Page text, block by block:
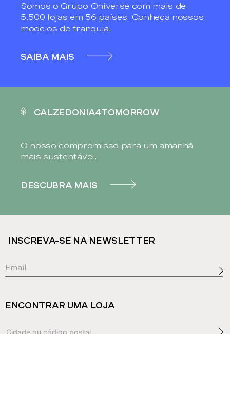
Somos o Grupo Oniverse com mais de
5.500 lojas em 56 países. Conheça nossos
modelos de franquia.
SAIBA MAIS
CALZEDONIA4TOMORROW
O nosso compromisso para um amanhã
mais sustentável.
DESCUBRA MAIS
INSCREVA-SE NA NEWSLETTER
ENCONTRAR UMA LOJA